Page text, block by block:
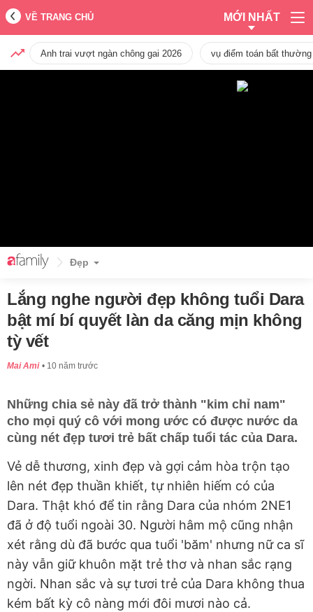
VỀ TRANG CHỦ MỚI NHẤT
Anh trai vượt ngàn chông gai 2026 vụ điểm toán bất
Đẹp
Lắng nghe người đẹp không tuổi Dara
bật mí bí quyết làn da căng mịn không
tỳ vết
Mai Ami 10 năm trước
Những chia sẻ này đã trở thành "kim chỉ nam"
cho mọi quý cô với mong ước có được nước da
cùng nét đẹp tươi trẻ bất chấp tuổi tác của Dara.
Vẻ dễ thương, xinh đẹp và gợi cảm hòa trộn tạo
lên nét đẹp thuần khiết, tự nhiên hiếm có của
Dara. Thật khó để tin rằng Dara của nhóm 2NE1
đã ở độ tuổi ngoài 30. Người hâm mộ cũng nhận
xét rằng dù đã bước qua tuổi 'băm' nhưng nữ ca sĩ
này vẫn giữ khuôn mặt trẻ thơ và nhan sắc rạng
ngời. Nhan sắc và sự tươi trẻ của Dara không thua
kém bất kỳ cô nàng mới đôi mươi nào cả.